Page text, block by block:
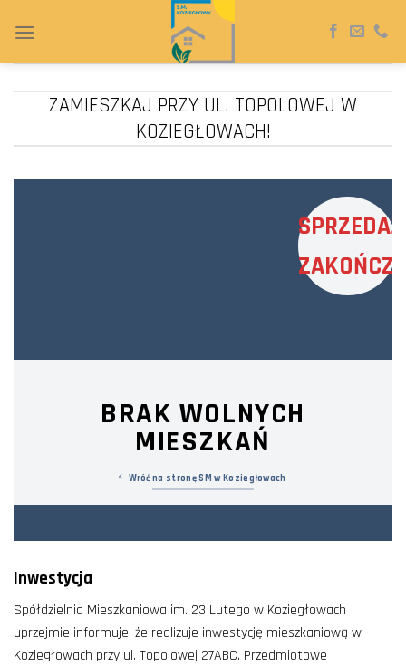
ZAMIESZKAJ PRZY UL. TOPOLOWEJ W
KOZIEGŁOWACH!
BRAK WOLNYCH
MIESZKAŃ
Wróć na stronę SM w Koziegłowach
SPRZEDAŻ
Inwestycja
Spółdzielnia Mieszkaniowa im. 23 Lutego w Koziegłowach
uprzejmie informuje, że realizuje inwestycję mieszkaniową w
Koziegłowach przy ul. Topolowej 27ABC. Przedmiotowe